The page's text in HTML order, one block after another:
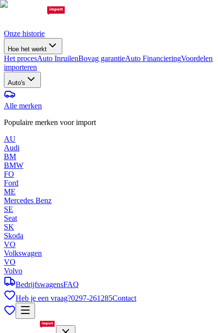
Onze historie
Hoe het werkt
Het procesAuto InruilenBovag garantieAuto FinancieringVoordelen
importeren
Auto's
Alle merken
Populaire merken voor import
AU
Audi
BM
BMW
FO
Ford
ME
Mercedes Benz
SE
Seat
SK
Skoda
VO
Volkswagen
VO
Volvo
BedrijfswagensFAQ
Heb je een vraag?0297-261285Contact